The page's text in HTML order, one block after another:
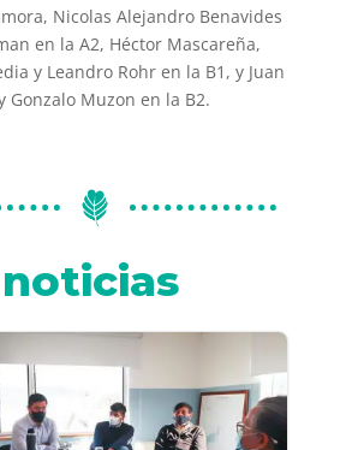
Nicolas Alejandro Benavides
en la A2, Héctor Mascareña,
y Leandro Rohr en la B1, y Juan
Gonzalo Muzon en la B2.